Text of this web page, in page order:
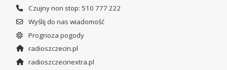
Czujny non stop: 510 777 222
Wyślij do nas wiadomość
Prognoza pogody
radioszczecin.pl
radioszczecinextra.pl